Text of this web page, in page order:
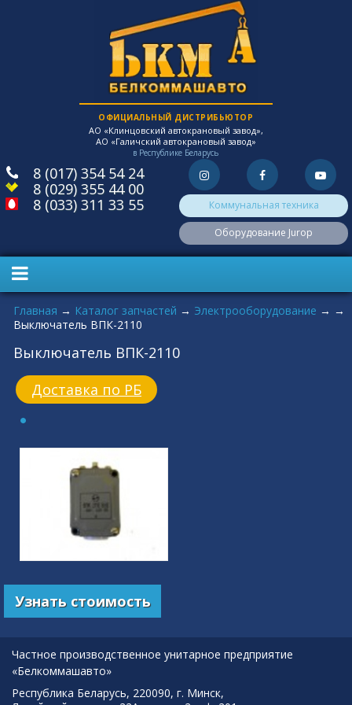
ОФИЦИАЛЬНЫЙ ДИСТРИБЬЮТОР
АО «Клинцовский автокрановый завод»,
АО «Галичский автокрановый завод»
в Республике Беларусь
8 (017) 354 54 24
8 (029) 355 44 00
8 (033) 311 33 55
Коммунальная техника
Оборудование Jurop
Вы здесь
Главная → Каталог запчастей → Электрооборудование → →
Выключатель ВПК-2110
Выключатель ВПК-2110
Доставка по РБ
Узнать стоимость
Частное производственное унитарное предприятие
«Белкоммашавто»
Республика Беларусь, 220090, г. Минск,